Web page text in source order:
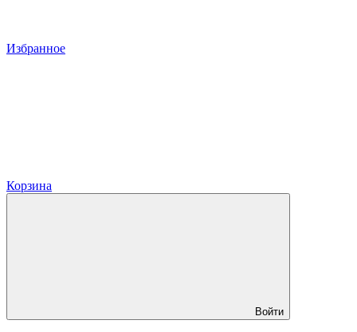
Избранное
Корзина
Войти